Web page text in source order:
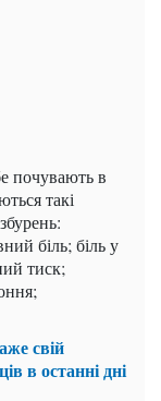
почувають в
такі
біль; біль у
тиск;
свій
в останні дні